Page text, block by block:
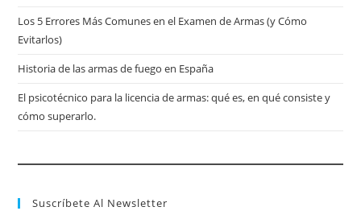
Los 5 Errores Más Comunes en el Examen de Armas (y Cómo
Evitarlos)
Historia de las armas de fuego en España
El psicotécnico para la licencia de armas: qué es, en qué consiste y
cómo superarlo.
Suscríbete Al Newsletter